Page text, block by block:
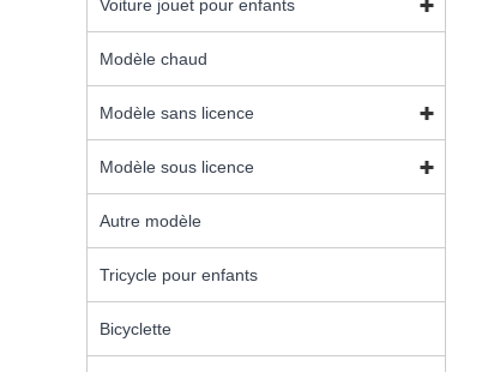
Voiture jouet pour enfants
Modèle chaud
Modèle sans licence
Modèle sous licence
Autre modèle
Tricycle pour enfants
Bicyclette